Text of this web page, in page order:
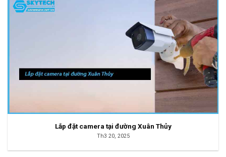
Lắp đặt camera tại đường Xuân Thủy
Th3 20, 2025